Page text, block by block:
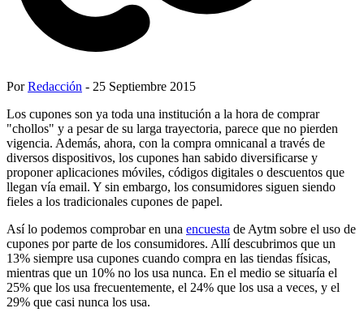
PorRedacción - 25 Septiembre 2015
Los cupones son ya toda una institución a la hora de comprar
"chollos" y a pesar de su larga trayectoria, parece que no pierden
vigencia. Además, ahora, con la compra omnicanal a través de
diversos dispositivos, los cupones han sabido diversificarse y
proponer aplicaciones móviles, códigos digitales o descuentos que
llegan vía email. Y sin embargo, los consumidores siguen siendo
fieles a los tradicionales cupones de papel.
Así lo podemos comprobar en una encuesta de Aytm sobre el uso de
cupones por parte de los consumidores. Allí descubrimos que un
13% siempre usa cupones cuando compra en las tiendas físicas,
mientras que un 10% no los usa nunca. En el medio se situaría el
25% que los usa frecuentemente, el 24% que los usa a veces, y el
29% que casi nunca los usa.